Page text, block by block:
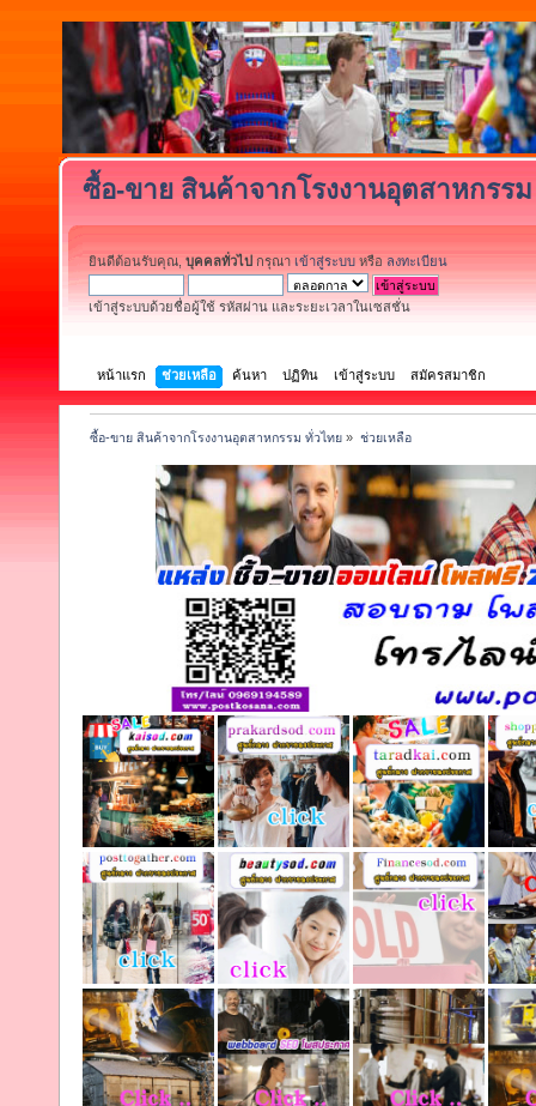
ซื้อ-ขาย สินค้าจากโรงงานอุตสาหกรร
ยินดีต้อนรับคุณ, บุคคลทั่วไป กรุณา เข้าสู่ระบบ หรือ ลงทะเบียน
เข้าสู่ระบบด้วยชื่อผู้ใช้ รหัสผ่าน และระยะเวลาในเซสชั่น
หน้าแรก ช่วยเหลือ ค้นหา ปฏิทิน เข้าสู่ระบบ สมัครสมาชิก
ซื้อ-ขาย สินค้าจากโรงงานอุตสาหกรรม ทั่วไทย » ช่วยเหลือ